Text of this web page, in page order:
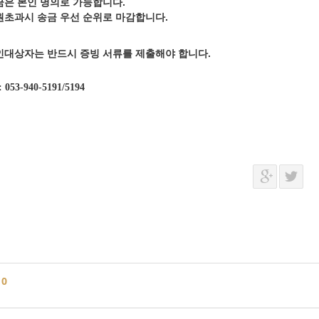
과시 송금 우선 순위로 마감합니다.
상자는 반드시 증빙 서류를 제출해야 합니다.
: 053-940-5191/5194
0